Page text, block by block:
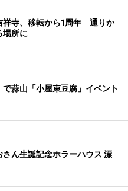
祥寺、移転から1周年 通りか
場所に
蒜山「小屋束豆腐」イベント
ん生誕記念ホラーハウス 漂